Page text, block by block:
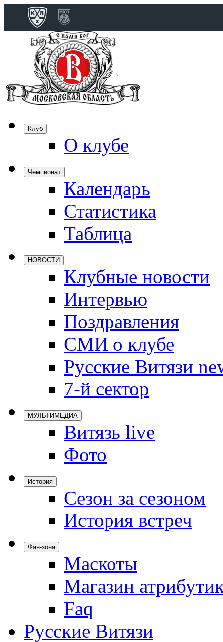
Клуб
О клубе
Чемпионат
Календарь
Статистика
Таблица
НОВОСТИ
Клубные новости
Интервью
Поздравления
СМИ о клубе
Русские Витязи
7-й сектор
МУЛЬТИМЕДИА
Витязь live
Фото
История
Сезон за сезоном
История встреч
Фан-зона
Маскоты
Магазин
Faq
Русские Витязи